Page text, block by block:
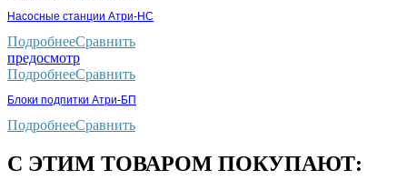
Насосные станции Атри-НС
ПодробнееСравнить
предосмотр
ПодробнееСравнить
Блоки подпитки Атри-БП
ПодробнееСравнить
С ЭТИМ ТОВАРОМ ПОКУПАЮТ: